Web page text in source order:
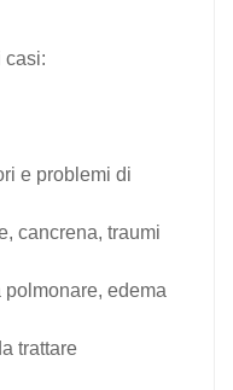
casi:
e problemi di
cancrena, traumi
edema
trattare